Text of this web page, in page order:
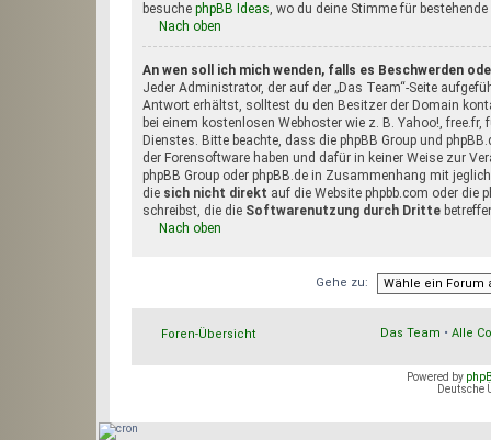
besuche phpBB Ideas, wo du deine Stimme für
Nach oben
An wen soll ich mich wenden, falls es Beschwerden
Jeder Administrator, der auf der „Das Team“-Seite
Antwort erhältst, solltest du den Besitzer der Domain
bei einem kostenlosen Webhoster wie z. B. Yahoo!,
Dienstes. Bitte beachte, dass die phpBB Group und
der Forensoftware haben und dafür in keiner Weise zur
phpBB Group oder phpBB.de in Zusammenhang mit
die sich nicht direkt auf die Website phpbb.com oder die
schreibst, die die Softwarenutzung durch Dritte
Nach oben
Gehe zu:
Foren-Übersicht Das Team • Alle
Powered by
Deutsche